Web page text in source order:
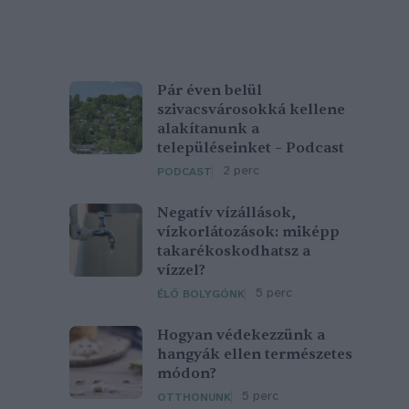
Pár éven belül
szivacsvárosokká kellene
alakítanunk a
településeinket – Podcast
PODCAST 2 perc
Negatív vízállások,
vízkorlátozások: miképp
takarékoskodhatsz a
vízzel?
ÉLŐ BOLYGÓNK 5 perc
Hogyan védekezzünk a
hangyák ellen természetes
módon?
OTTHONUNK 5 perc